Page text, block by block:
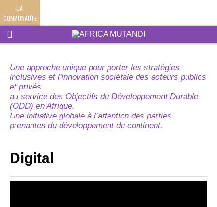
LA
COMMUNAUTE
Une approche unique pour porter les stratégies
inclusives et l’innovation sociétale des acteurs publics
et privés
au service des Objectifs du Développement Durable
(ODD) en Afrique.
Une initiative globale à l’attention des parties
prenantes du développement du continent.
Digital